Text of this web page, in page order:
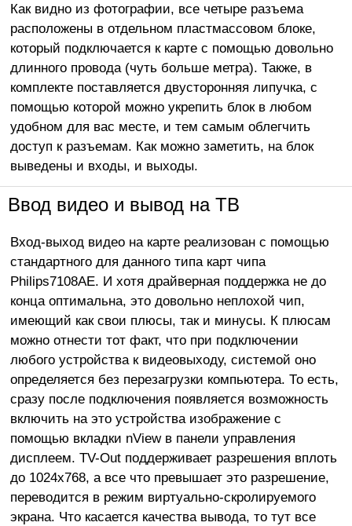
Как видно из фотографии, все четыре разъема
расположены в отдельном пластмассовом блоке,
который подключается к карте с помощью довольно
длинного провода (чуть больше метра). Также, в
комплекте поставляется двусторонняя липучка, с
помощью которой можно укрепить блок в любом
удобном для вас месте, и тем самым облегчить
доступ к разъемам. Как можно заметить, на блок
выведены и входы, и выходы.
Ввод видео и вывод на ТВ
Вход-выход видео на карте реализован с помощью
стандартного для данного типа карт чипа
Philips7108АE. И хотя драйверная поддержка не до
конца оптимальна, это довольно неплохой чип,
имеющий как свои плюсы, так и минусы. К плюсам
можно отнести тот факт, что при подключении
любого устройства к видеовыходу, системой оно
определяется без перезагрузки компьютера. То есть,
сразу после подключения появляется возможность
включить на это устройства изображение с
помощью вкладки nView в панели управления
дисплеем. TV-Out поддерживает разрешения вплоть
до 1024х768, а все что превышает это разрешение,
переводится в режим виртуально-скролируемого
экрана. Что касается качества вывода, то тут все